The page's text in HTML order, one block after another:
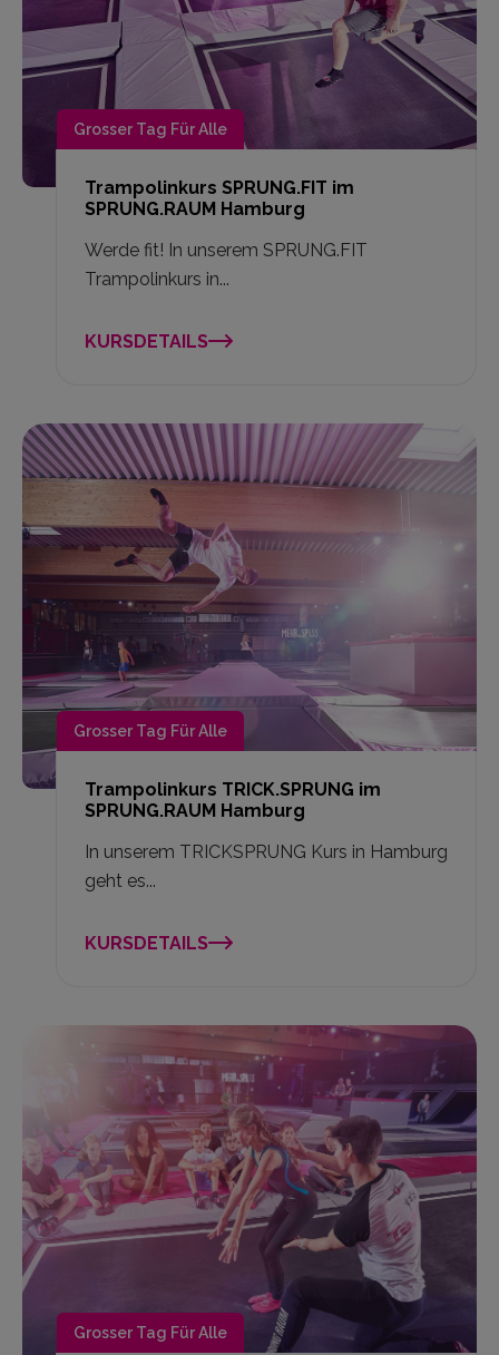
Grosser Tag Für Alle
Trampolinkurs SPRUNG.FIT im
SPRUNG.RAUM Hamburg
Werde fit! In unserem SPRUNG.FIT
Trampolinkurs in...
KURSDETAILS
Grosser Tag Für Alle
Trampolinkurs TRICK.SPRUNG im
SPRUNG.RAUM Hamburg
In unserem TRICKSPRUNG Kurs in Hamburg
geht es...
KURSDETAILS
Grosser Tag Für Alle